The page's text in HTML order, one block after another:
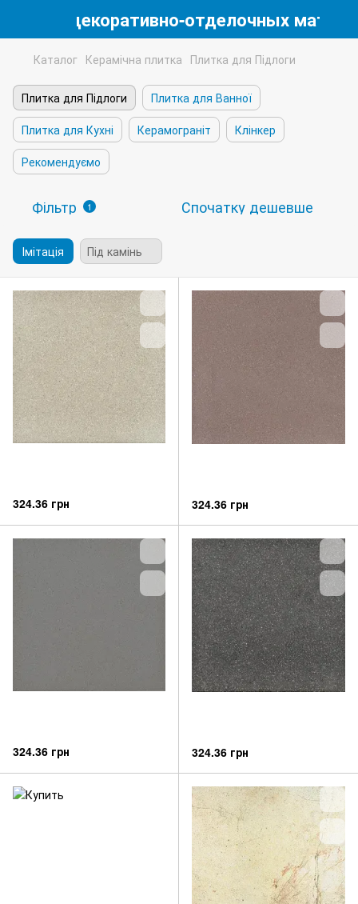
декоративно-отделочных
Каталог Керамічна плитка Плитка для Підлоги
Плитка для Підлоги
Плитка для Ванної
Плитка для Кухні
Керамограніт
Клінкер
Рекомендуємо
Фільтр 1 Спочатку дешевше
Імітація Під камінь
324.36 грн 324.36 грн
324.36 грн 324.36 грн